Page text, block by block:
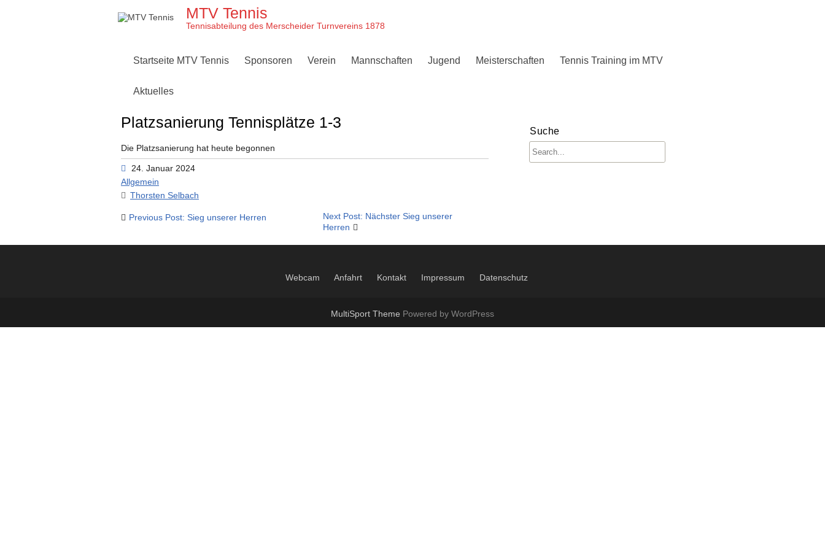
MTV Tennis
Tennisabteilung des Merscheider Turnvereins 1878
Startseite MTV Tennis Sponsoren Verein Mannschaften Jugend Meisterschaften Tennis Training im MTV
Aktuelles
Platzsanierung Tennisplätze 1-3
Die Platzsanierung hat heute begonnen
24. Januar 2024
Allgemein
Thorsten Selbach
Beitragsnavigation
Previous Post: Sieg unserer Herren
Next Post: Nächster Sieg unserer
Herren
Suche
Webcam Anfahrt Kontakt Impressum Datenschutz
MultiSport Theme Powered by WordPress